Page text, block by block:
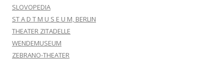
SLOVOPEDIA
ST A D T M U S E U M, BERLIN
THEATER ZITADELLE
WENDEMUSEUM
ZEBRANO-THEATER